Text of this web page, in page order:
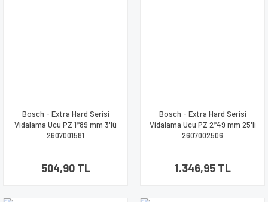
Bosch - Extra Hard Serisi
Vidalama Ucu PZ 1*89 mm 3'lü
2607001581
504,90 TL
Bosch - Extra Hard Serisi
Vidalama Ucu PZ 2*49 mm 25'li
2607002506
1.346,95 TL